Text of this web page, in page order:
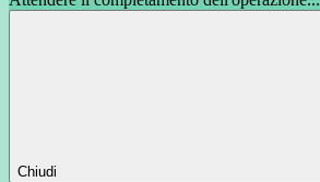
Chiudi